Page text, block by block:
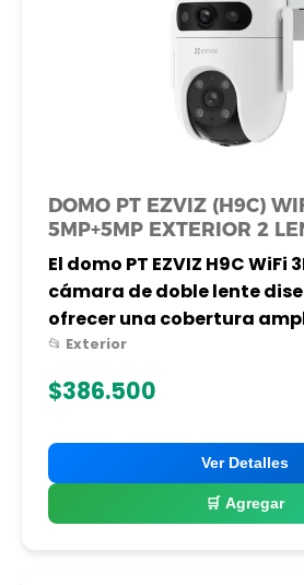
DOMO PT EZVIZ (H9C)
5MP+5MP EXTERIOR 2
El domo PT EZVIZ H9C WiFi
cámara de doble lente
ofrecer una cobertura
📂 Exterior
$386.500
Ver Detalles
🛒 Agregar